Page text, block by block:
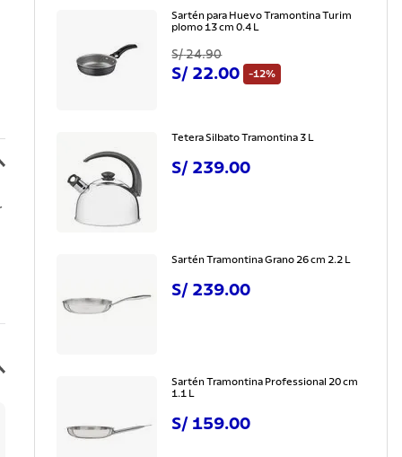
Sartén para Huevo Tramontina Turim
plomo 13 cm 0.4 L
S/ 24.90
S/ 22.00 -12%
Tetera Silbato Tramontina 3 L
S/ 239.00
Sartén Tramontina Grano 26 cm 2.2 L
S/ 239.00
Sartén Tramontina Professional 20 cm
1.1 L
S/ 159.00